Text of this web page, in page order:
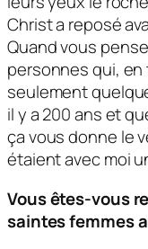
Christ a reposé
Quand vous
personnes qui,
seulement
il y a 200 ans et
ça vous donne le
étaient avec moi
Vous êtes-vous
saintes femmes